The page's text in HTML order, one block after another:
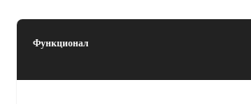
Функционал